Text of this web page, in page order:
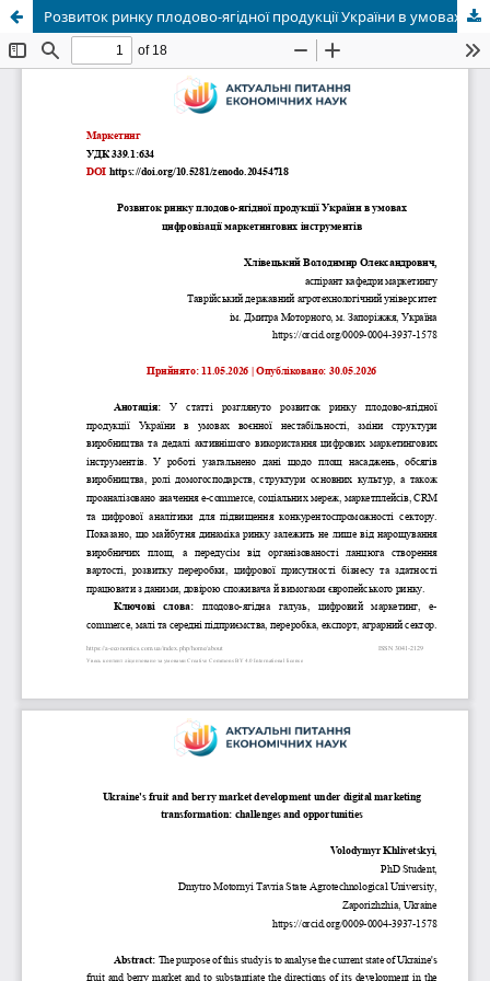
Розвиток ринку плодово-ягідної продукції України в умовах цифровізації маркетингових інструментів